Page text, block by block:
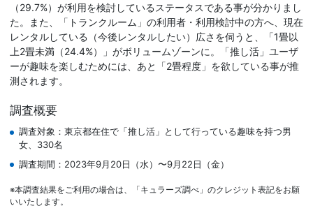
（29.7%）が利用を検討しているステータスである事が分かりまし
た。また、「トランクルーム」の利用者・利用検討中の方へ、現在
レンタルしている（今後レンタルしたい）広さを伺うと、「1畳以
上2畳未満（24.4%）」がボリュームゾーンに。「推し活」ユーザ
ーが趣味を楽しむためには、あと「2畳程度」を欲している事が推
測されます。
調査概要
調査対象：東京都在住で「推し活」として行っている趣味を持つ男
女、330名
調査期間：2023年9月20日（水）〜9月22日（金）
※本調査結果をご利用の場合は、「キュラーズ調べ」のクレジット表記をお願
いいたします。